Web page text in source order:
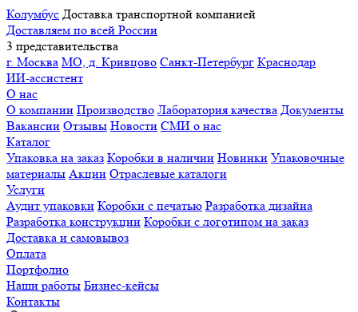
Колумбус Доставка транспортной компанией
Доставляем по всей России
3 представительства
г. Москва МО, д. Кривцово Санкт-Петербург Краснодар
ИИ-ассистент
О нас
О компании Производство Лаборатория качества Документы
Вакансии Отзывы Новости СМИ о нас
Каталог
Упаковка на заказ Коробки в наличии Новинки Упаковочные
материалы Акции Отраслевые каталоги
Услуги
Аудит упаковки Коробки с печатью Разработка дизайна
Разработка конструкции Коробки с логотипом на заказ
Доставка и самовывоз
Оплата
Портфолио
Наши работы Бизнес-кейсы
Контакты